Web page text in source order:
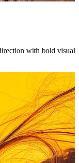
with bold visual